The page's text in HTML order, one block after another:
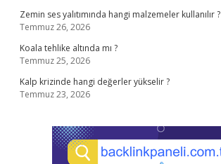
Zemin ses yalıtımında hangi malzemeler kullanılır ?
Temmuz 26, 2026
Koala tehlike altında mı ?
Temmuz 25, 2026
Kalp krizinde hangi değerler yükselir ?
Temmuz 23, 2026